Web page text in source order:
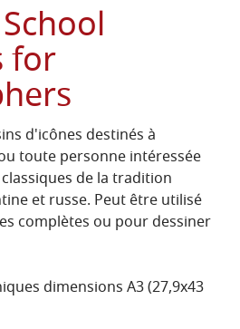
for
d'icônes destinés à
toute personne intéressée
de la tradition
et russe. Peut être utilisé
complètes ou pour dessiner
dimensionsA3 (27,9x43